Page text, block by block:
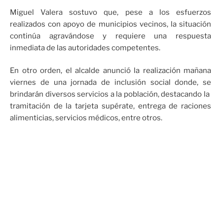
Miguel Valera sostuvo que, pese a los esfuerzos
realizados con apoyo de municipios vecinos, la situación
continúa agravándose y requiere una respuesta
inmediata de las autoridades competentes.
En otro orden, el alcalde anunció la realización mañana
viernes de una jornada de inclusión social donde, se
brindarán diversos servicios a la población, destacando la
tramitación de la tarjeta supérate, entrega de raciones
alimenticias, servicios médicos, entre otros.